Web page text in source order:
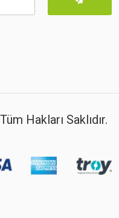
Hakları Saklıdır.